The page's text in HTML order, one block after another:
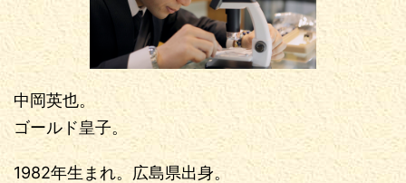
中岡英也。
ゴールド皇子。
1982年生まれ。広島県出身。